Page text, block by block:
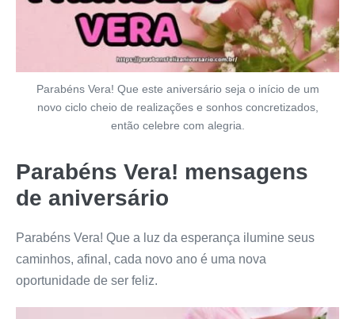
Parabéns Vera! Que este aniversário seja o início de um
novo ciclo cheio de realizações e sonhos concretizados,
então celebre com alegria.
Parabéns Vera! mensagens
de aniversário
Parabéns Vera! Que a luz da esperança ilumine seus
caminhos, afinal, cada novo ano é uma nova
oportunidade de ser feliz.